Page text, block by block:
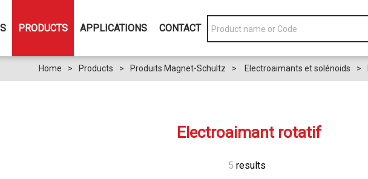
PRODUCTS APPLICATIONS CONTACT
Home > Products > Produits Magnet-Schultz > Electroaimants et solénoids >
Electroaimant rotatif
5 results